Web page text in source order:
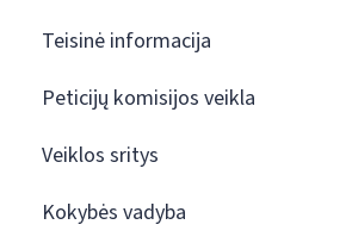
Teisinė informacija
Peticijų komisijos veikla
Veiklos sritys
Kokybės vadyba